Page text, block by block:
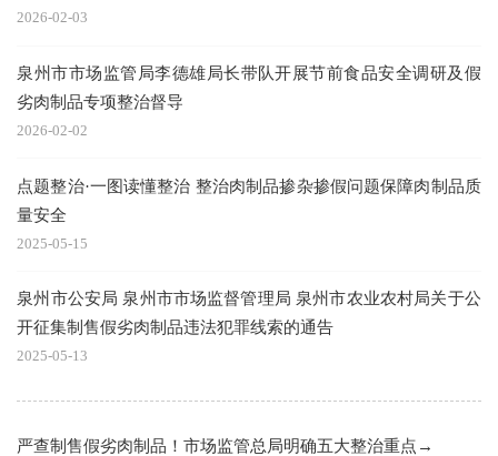
2026-02-03
泉州市市场监管局李德雄局长带队开展节前食品安全调研及假
劣肉制品专项整治督导
2026-02-02
点题整治·一图读懂整治 整治肉制品掺杂掺假问题保障肉制品质
量安全
2025-05-15
泉州市公安局 泉州市市场监督管理局 泉州市农业农村局关于公
开征集制售假劣肉制品违法犯罪线索的通告
2025-05-13
严查制售假劣肉制品！市场监管总局明确五大整治重点→